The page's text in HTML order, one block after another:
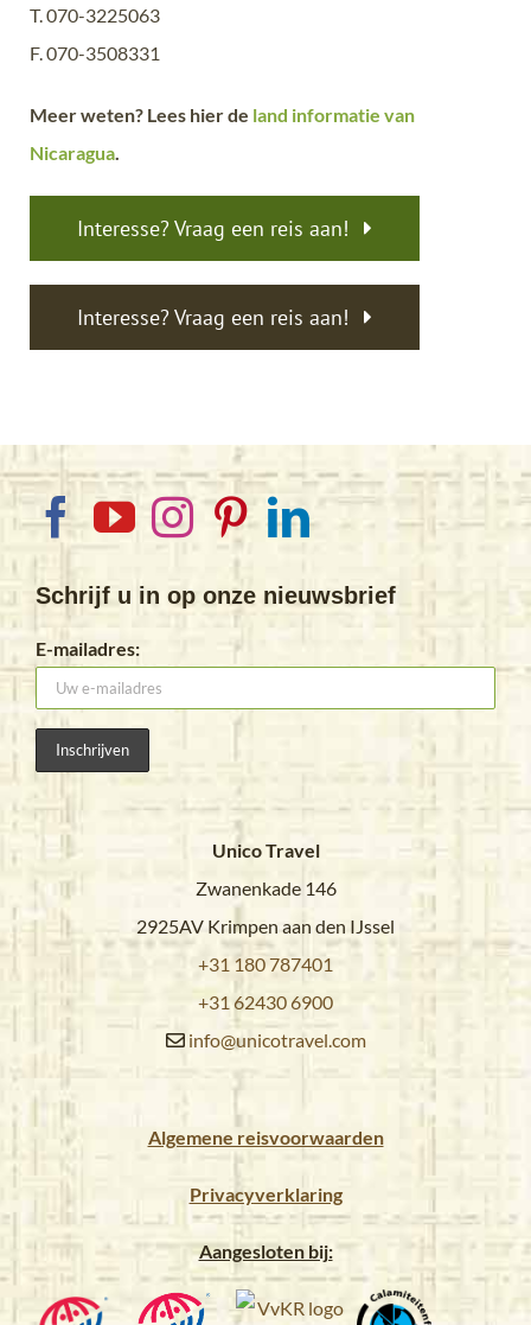
T. 070-3225063
F. 070-3508331
Meer weten? Lees hier de land informatie van
Nicaragua.
Interesse? Vraag een reis aan!
Interesse? Vraag een reis aan!
Schrijf u in op onze nieuwsbrief
E-mailadres:
Unico Travel
Zwanenkade 146
2925AV Krimpen aan den IJssel
+31 180 787401
+31 62430 6900
info@unicotravel.com
Algemene reisvoorwaarden
Privacyverklaring
Aangesloten bij: